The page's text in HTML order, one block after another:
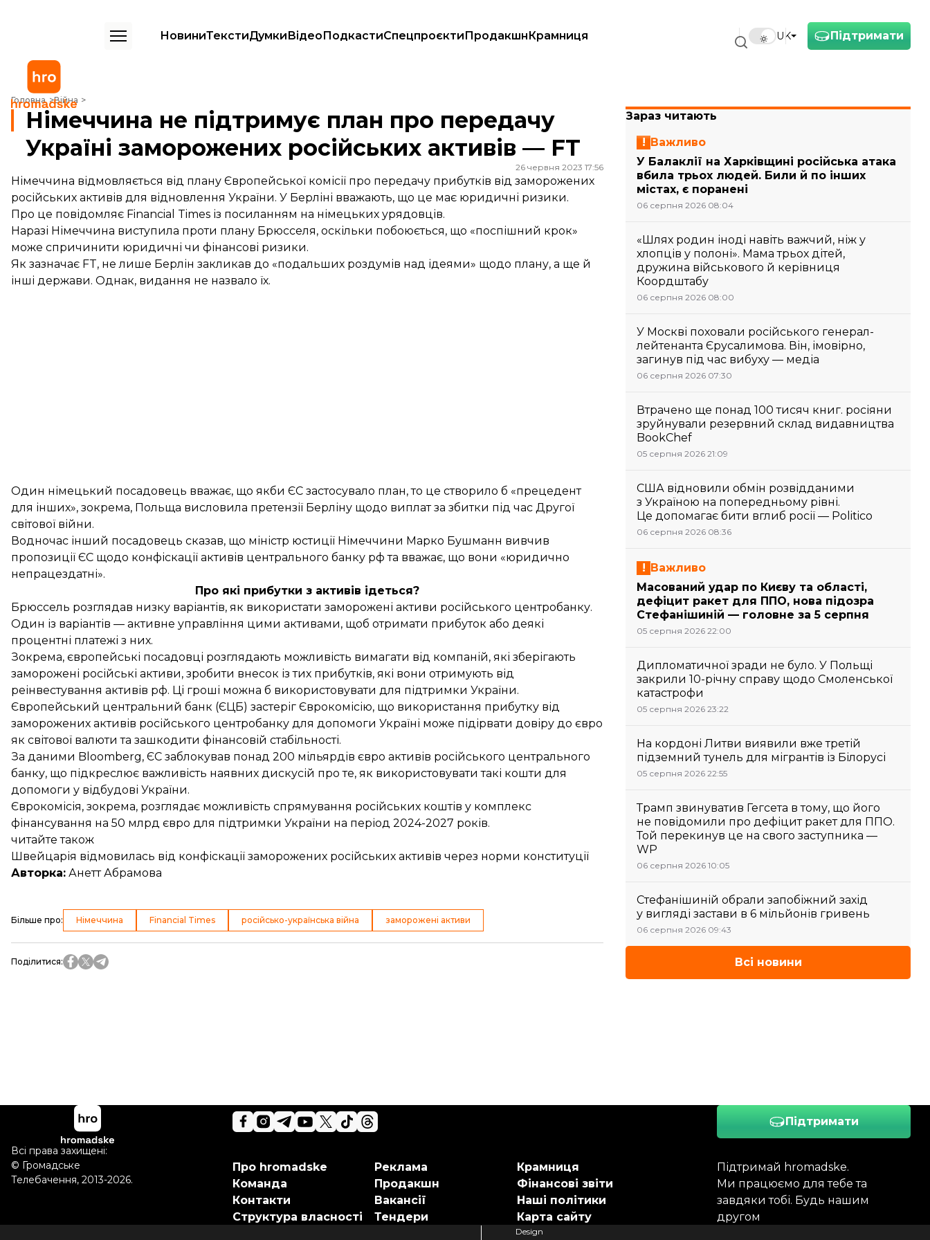
Підтримати
UK
НовиниТекстиДумкиВідеоПодкастиСпецпроєктиПродакшнКрамниця
Головна Війна
Німеччина не підтримує план про передачу Україні заморожених російських активів — FT
Німеччина не підтримує план про передачу
Україні заморожених російських активів — FT
26 червня 2023 17:56
Німеччина відмовляється від плану Європейської комісії про передачу прибутків від заморожених
російських активів для відновлення України. У Берліні вважають, що це має юридичні ризики.
Про це повідомляє Financial Times із посиланням на німецьких урядовців.
Наразі Німеччина виступила проти плану Брюсселя, оскільки побоюється, що «поспішний крок»
може спричинити юридичні чи фінансові ризики.
Як зазначає FT, не лише Берлін закликав до «подальших роздумів над ідеями» щодо плану, а ще й
інші держави. Однак, видання не назвало їх.
Один німецький посадовець вважає, що якби ЄС застосувало план, то це створило б «прецедент
для інших», зокрема, Польща висловила претензії Берліну щодо виплат за збитки під час Другої
світової війни.
Водночас інший посадовець сказав, що міністр юстиції Німеччини Марко Бушманн вивчив
пропозиції ЄС щодо конфіскації активів центрального банку рф та вважає, що вони «юридично
непрацездатні».
Про які прибутки з активів ідеться?
Брюссель розглядав низку варіантів, як використати заморожені активи російського центробанку.
Один із варіантів — активне управління цими активами, щоб отримати прибуток або деякі
процентні платежі з них.
Зокрема, європейські посадовці розглядають можливість вимагати від компаній, які зберігають
заморожені російські активи, зробити внесок із тих прибутків, які вони отримують від
реінвестування активів рф. Ці гроші можна б використовувати для підтримки України.
Європейський центральний банк (ЄЦБ) застеріг Єврокомісію, що використання прибутку від
заморожених активів російського центробанку для допомоги Україні може підірвати довіру до євро
як світової валюти та зашкодити фінансовій стабільності.
За даними Bloomberg, ЄС заблокував понад 200 мільярдів євро активів російського центрального
банку, що підкреслює важливість наявних дискусій про те, як використовувати такі кошти для
допомоги у відбудові України.
Єврокомісія, зокрема, розглядає можливість спрямування російських коштів у комплекс
фінансування на 50 млрд євро для підтримки України на період 2024-2027 років.
читайте також
Швейцарія відмовилась від конфіскації заморожених російських активів через норми конституції
Авторка: Анетт Абрамова
Більше про: Німеччина Financial Times російсько-українська війна заморожені активи
Поділитися:
Зараз читають
Важливо
У Балаклії на Харківщині російська атака
вбила трьох людей. Били й по інших
містах, є поранені
06 серпня 2026 08:04
«Шлях родин іноді навіть важчий, ніж у
хлопців у полоні». Мама трьох дітей,
дружина військового й керівниця
Коордштабу
06 серпня 2026 08:00
У Москві поховали російського генерал-
лейтенанта Єрусалимова. Він, імовірно,
загинув під час вибуху — медіа
06 серпня 2026 07:30
Втрачено ще понад 100 тисяч книг. росіяни
зруйнували резервний склад видавництва
BookChef
05 серпня 2026 21:09
США відновили обмін розвідданими
з Україною на попередньому рівні.
Це допомагає бити вглиб росії — Politico
06 серпня 2026 08:36
Важливо
Масований удар по Києву та області,
дефіцит ракет для ППО, нова підозра
Стефанішиній — головне за 5 серпня
05 серпня 2026 22:00
Дипломатичної зради не було. У Польщі
закрили 10-річну справу щодо Смоленської
катастрофи
05 серпня 2026 23:22
На кордоні Литви виявили вже третій
підземний тунель для мігрантів із Білорусі
05 серпня 2026 22:55
Трамп звинуватив Гегсета в тому, що його
не повідомили про дефіцит ракет для ППО.
Той перекинув це на свого заступника —
WP
06 серпня 2026 10:05
Стефанішиній обрали запобіжний захід
у вигляді застави в 6 мільйонів гривень
06 серпня 2026 09:43
Всі новини
Підтримати
Підтримай hromadske.
Ми працюємо для тебе та
завдяки тобі. Будь нашим
другом
Про hromadske
Команда
Контакти
Структура власності
Реклама
Продакшн
Вакансії
Тендери
Крамниця
Фінансові звіти
Наші політики
Карта сайту
Всі права захищені:
© Громадське
Телебачення, 2013-2026.
Design